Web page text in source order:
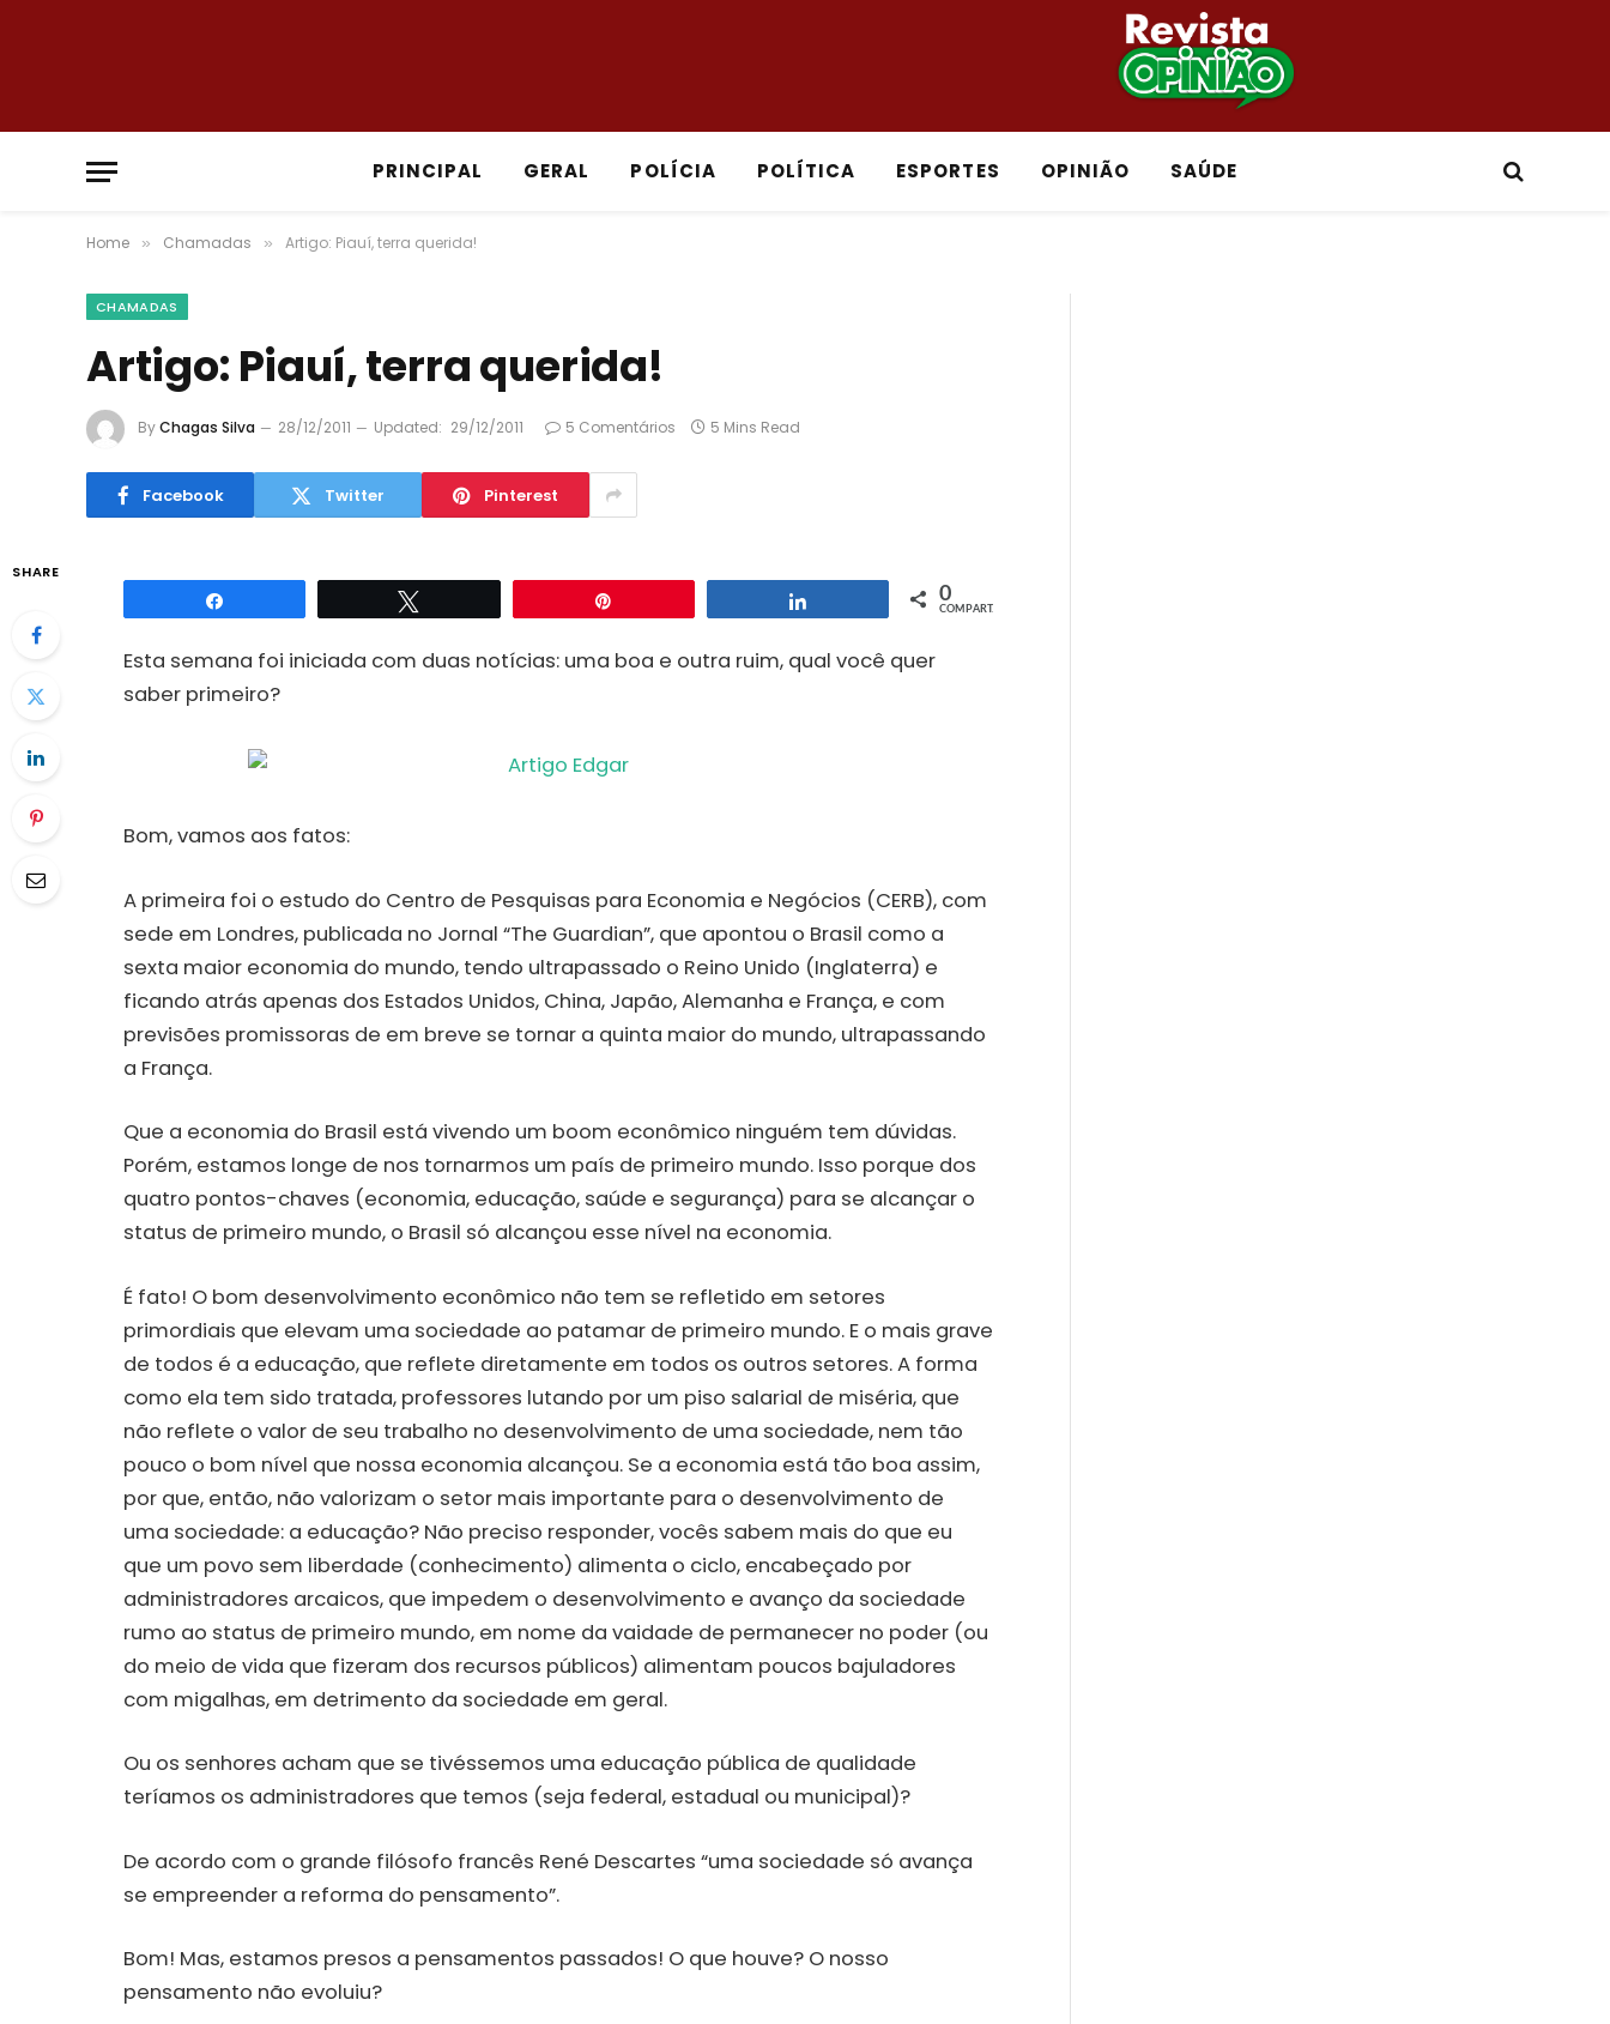
PRINCIPAL GERAL POLÍCIA POLÍTICA ESPORTES OPINIÃO SAÚDE
Home » Chamadas » Artigo: Piauí, terra querida!
CHAMADAS
Artigo: Piauí, terra querida!
ByChagas Silva 28/12/2011 Updated: 29/12/2011 5 Comentários 5 Mins Read
Facebook Twitter Pinterest
SHARE
Compartilhar 0
COMPART.
Esta semana foi iniciada com duas notícias: uma boa e outra ruim, qual você quer
saber primeiro?
Bom, vamos aos fatos:
A primeira foi o estudo do Centro de Pesquisas para Economia e Negócios (CERB), com
sede em Londres, publicada no Jornal “The Guardian”, que apontou o Brasil como a
sexta maior economia do mundo, tendo ultrapassado o Reino Unido (Inglaterra) e
ficando atrás apenas dos Estados Unidos, China, Japão, Alemanha e França, e com
previsões promissoras de em breve se tornar a quinta maior do mundo, ultrapassando
a França.
Que a economia do Brasil está vivendo um boom econômico ninguém tem dúvidas.
Porém, estamos longe de nos tornarmos um país de primeiro mundo. Isso porque dos
quatro pontos-chaves (economia, educação, saúde e segurança) para se alcançar o
status de primeiro mundo, o Brasil só alcançou esse nível na economia.
É fato! O bom desenvolvimento econômico não tem se refletido em setores
primordiais que elevam uma sociedade ao patamar de primeiro mundo. E o mais grave
de todos é a educação, que reflete diretamente em todos os outros setores. A forma
como ela tem sido tratada, professores lutando por um piso salarial de miséria, que
não reflete o valor de seu trabalho no desenvolvimento de uma sociedade, nem tão
pouco o bom nível que nossa economia alcançou. Se a economia está tão boa assim,
por que, então, não valorizam o setor mais importante para o desenvolvimento de
uma sociedade: a educação? Não preciso responder, vocês sabem mais do que eu
que um povo sem liberdade (conhecimento) alimenta o ciclo, encabeçado por
administradores arcaicos, que impedem o desenvolvimento e avanço da sociedade
rumo ao status de primeiro mundo, em nome da vaidade de permanecer no poder (ou
do meio de vida que fizeram dos recursos públicos) alimentam poucos bajuladores
com migalhas, em detrimento da sociedade em geral.
Ou os senhores acham que se tivéssemos uma educação pública de qualidade
teríamos os administradores que temos (seja federal, estadual ou municipal)?
De acordo com o grande filósofo francês René Descartes “uma sociedade só avança
se empreender a reforma do pensamento”.
Bom! Mas, estamos presos a pensamentos passados! O que houve? O nosso
pensamento não evoluiu?